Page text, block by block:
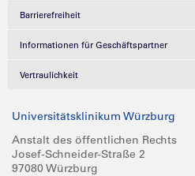
Barrierefreiheit
Informationen für Geschäftspartner
Vertraulichkeit
Universitätsklinikum Würzburg
Anstalt des öffentlichen Rechts
Josef-Schneider-Straße 2
97080 Würzburg